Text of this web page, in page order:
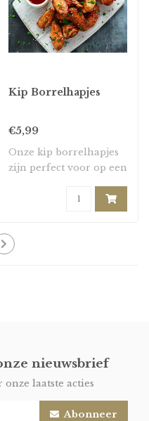
Kip Borrelhapjes
€5,99
Onze kip borrelhapjes
zijn perfect voor op een
nieuwsbrief
laatste acties
Abonneer